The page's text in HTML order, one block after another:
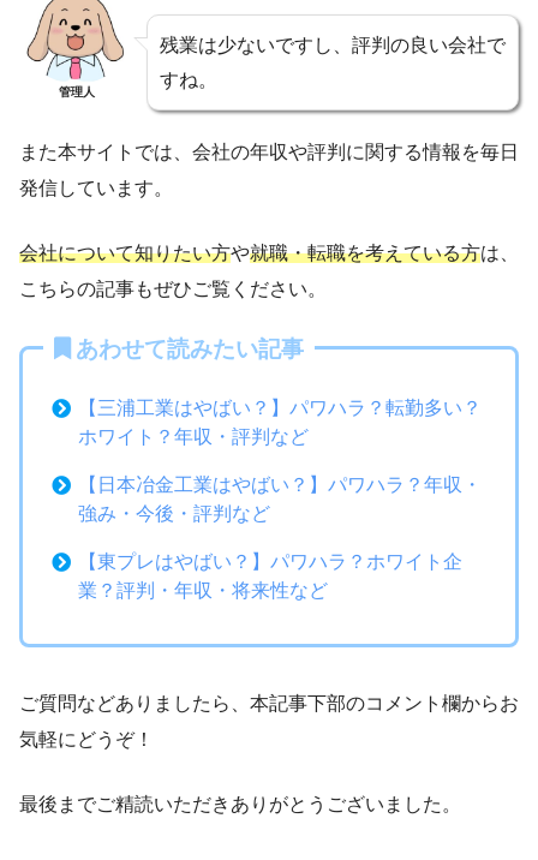
管理人
残業は少ないですし、評判の良い会社で
すね。
また本サイトでは、会社の年収や評判に関する情報を毎日
発信しています。
会社について知りたい方や就職・転職を考えている方は、
こちらの記事もぜひご覧ください。
あわせて読みたい記事
【三浦工業はやばい？】パワハラ？転勤多い？
ホワイト？年収・評判など
【日本冶金工業はやばい？】パワハラ？年収・
強み・今後・評判など
【東プレはやばい？】パワハラ？ホワイト企
業？評判・年収・将来性など
ご質問などありましたら、本記事下部のコメント欄からお
気軽にどうぞ！
最後までご精読いただきありがとうございました。